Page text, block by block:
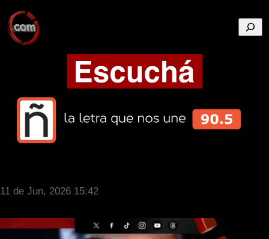
11 de Jun, 2026 15:42